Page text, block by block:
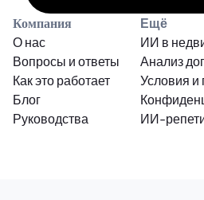
Компания
О нас
Вопросы и ответы
Как это работает
Блог
Руководства
Ещё
Условия и
Анализ
ИИ-
ИИ в